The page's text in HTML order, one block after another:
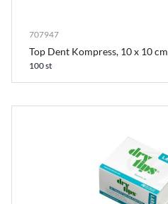
707947
Top Dent Kompress, 10 x 10 cm
100 st